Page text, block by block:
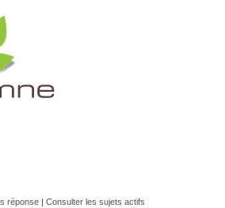
réponse | Consulter les sujets actifs